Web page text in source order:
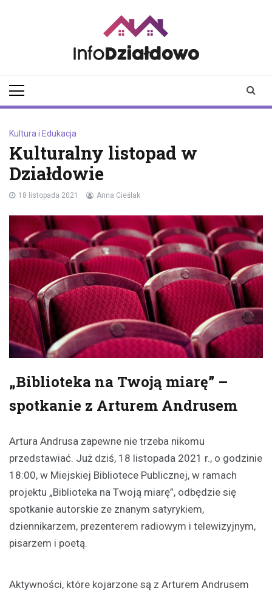
Kultura i Edukacja
Kulturalny listopad w
Działdowie
18 listopada 2021 Anna Cieślak
„Biblioteka na Twoją miarę” –
spotkanie z Arturem Andrusem
Artura Andrusa zapewne nie trzeba nikomu
przedstawiać. Już dziś, 18 listopada 2021 r., o godzinie
18:00, w Miejskiej Bibliotece Publicznej, w ramach
projektu „Biblioteka na Twoją miarę”, odbędzie się
spotkanie autorskie ze znanym satyrykiem,
dziennikarzem, prezenterem radiowym i telewizyjnym,
pisarzem i poetą.
Aktywności, które kojarzone są z Arturem Andrusem